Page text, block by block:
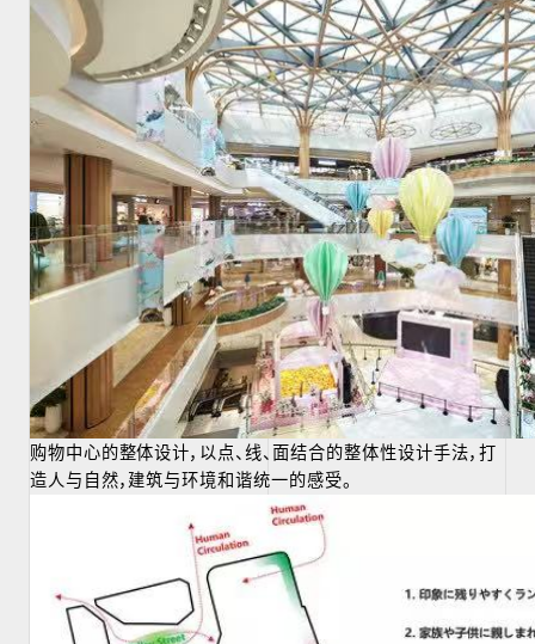
购物中心的整体设计，以点、线、面结合的整体性设计手法，打
造人与自然，建筑与环境和谐统一的感受。